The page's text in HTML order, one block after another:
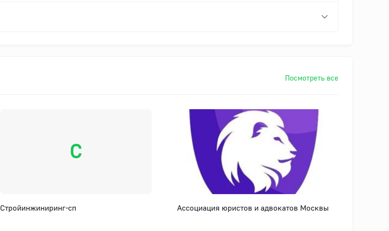
Посмотреть все
С
Стройинжиниринг-сп Ассоциация юристов и адвокатов Москвы